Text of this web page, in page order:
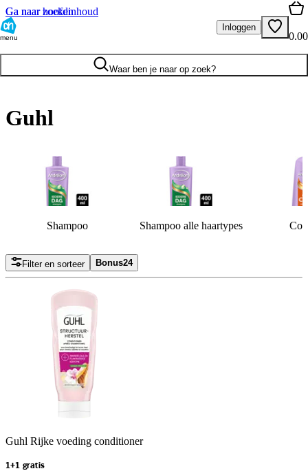
Ga naar hoofdinhoud
Ga naar zoeken
menu
Inloggen
0.00
Waar ben je naar op zoek?
Guhl
Shampoo Shampoo alle haartypes
Filter en sorteer Bonus24
Guhl Rijke voeding conditioner
1+1 gratis